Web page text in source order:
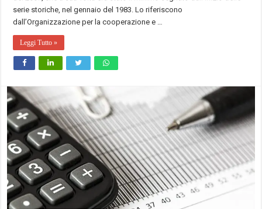
serie storiche, nel gennaio del 1983. Lo riferiscono
dall’Organizzazione per la cooperazione e …
Leggi Tutto »